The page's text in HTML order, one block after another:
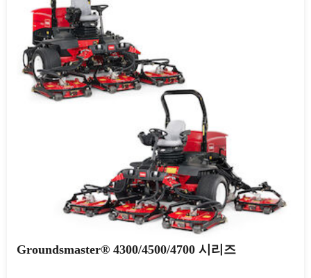
Groundsmaster® 4300/4500/4700 시리즈